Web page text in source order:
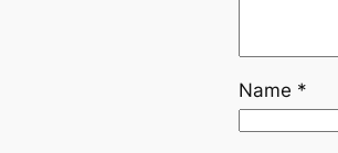
Name *